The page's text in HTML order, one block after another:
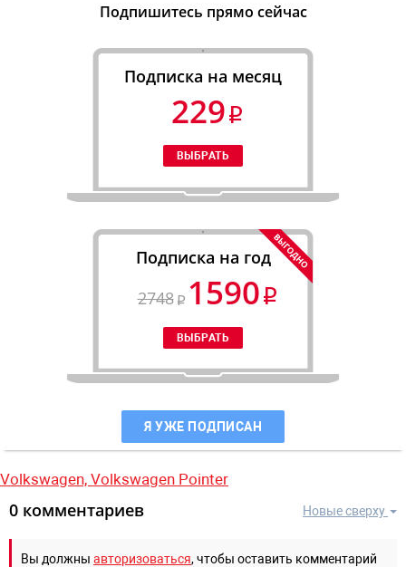
Подпишитесь прямо сейчас
Подписка на месяц
229
Подписка на год
2748
1590
Я УЖЕ ПОДПИСАН
Volkswagen, Volkswagen Pointer
Новые сверху
0 комментариев
Вы должны авторизоваться, чтобы оставить комментарий